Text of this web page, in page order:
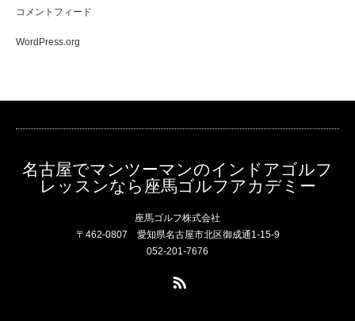
コメントフィード
WordPress.org
名古屋でマンツーマンのインドアゴルフ
レッスンなら座馬ゴルフアカデミー
座馬ゴルフ株式会社
〒462-0807 愛知県名古屋市北区御成通1-15-9
052-201-7676